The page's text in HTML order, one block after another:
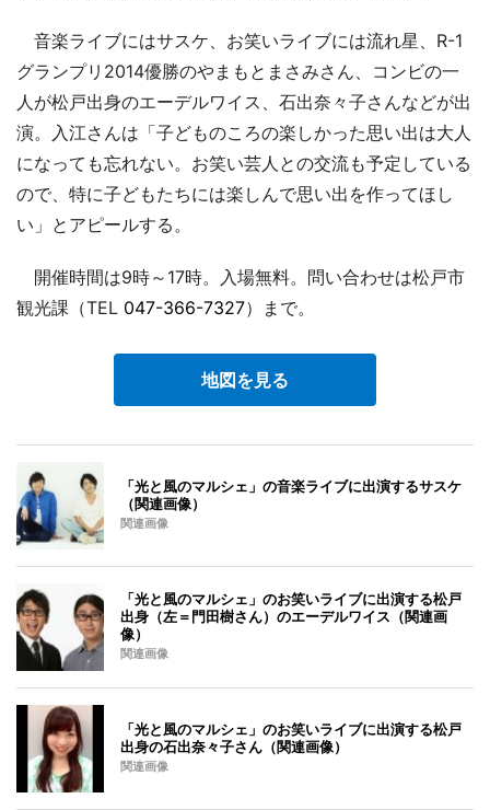
音楽ライブにはサスケ、お笑いライブには流れ星、R-1
グランプリ2014優勝のやまもとまさみさん、コンビの一
人が松戸出身のエーデルワイス、石出奈々子さんなどが出
演。入江さんは「子どものころの楽しかった思い出は大人
になっても忘れない。お笑い芸人との交流も予定している
ので、特に子どもたちには楽しんで思い出を作ってほし
い」とアピールする。
開催時間は9時～17時。入場無料。問い合わせは松戸市
観光課（TEL 047-366-7327）まで。
地図を見る
「光と風のマルシェ」の音楽ライブに出演するサスケ
（関連画像）
関連画像
「光と風のマルシェ」のお笑いライブに出演する松戸
出身（左＝門田樹さん）のエーデルワイス（関連画
像）
関連画像
「光と風のマルシェ」のお笑いライブに出演する松戸
出身の石出奈々子さん（関連画像）
関連画像